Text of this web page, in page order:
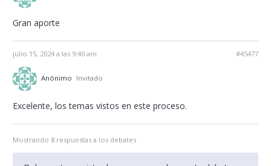
Gran aporte
julio 15, 2024 a las 9:40 am #45477
Anónimo Invitado
Excelente, los temas vistos en este proceso.
Mostrando 8 respuestas a los debates